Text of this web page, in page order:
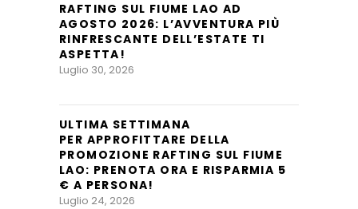
RAFTING SUL FIUME LAO AD
AGOSTO 2026: L’AVVENTURA PIÙ
RINFRESCANTE DELL’ESTATE TI
ASPETTA!
Luglio 30, 2026
ULTIMA SETTIMANA
PER APPROFITTARE DELLA
PROMOZIONE RAFTING SUL FIUME
LAO: PRENOTA ORA E RISPARMIA 5
€ A PERSONA!
Luglio 24, 2026